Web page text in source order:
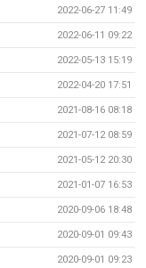
2022-06-27 11:49
2022-06-11 09:22
2022-05-13 15:19
2022-04-20 17:51
2021-08-16 08:18
2021-07-12 08:59
2021-05-12 20:30
2021-01-07 16:53
2020-09-06 18:48
2020-09-01 09:43
2020-09-01 09:23